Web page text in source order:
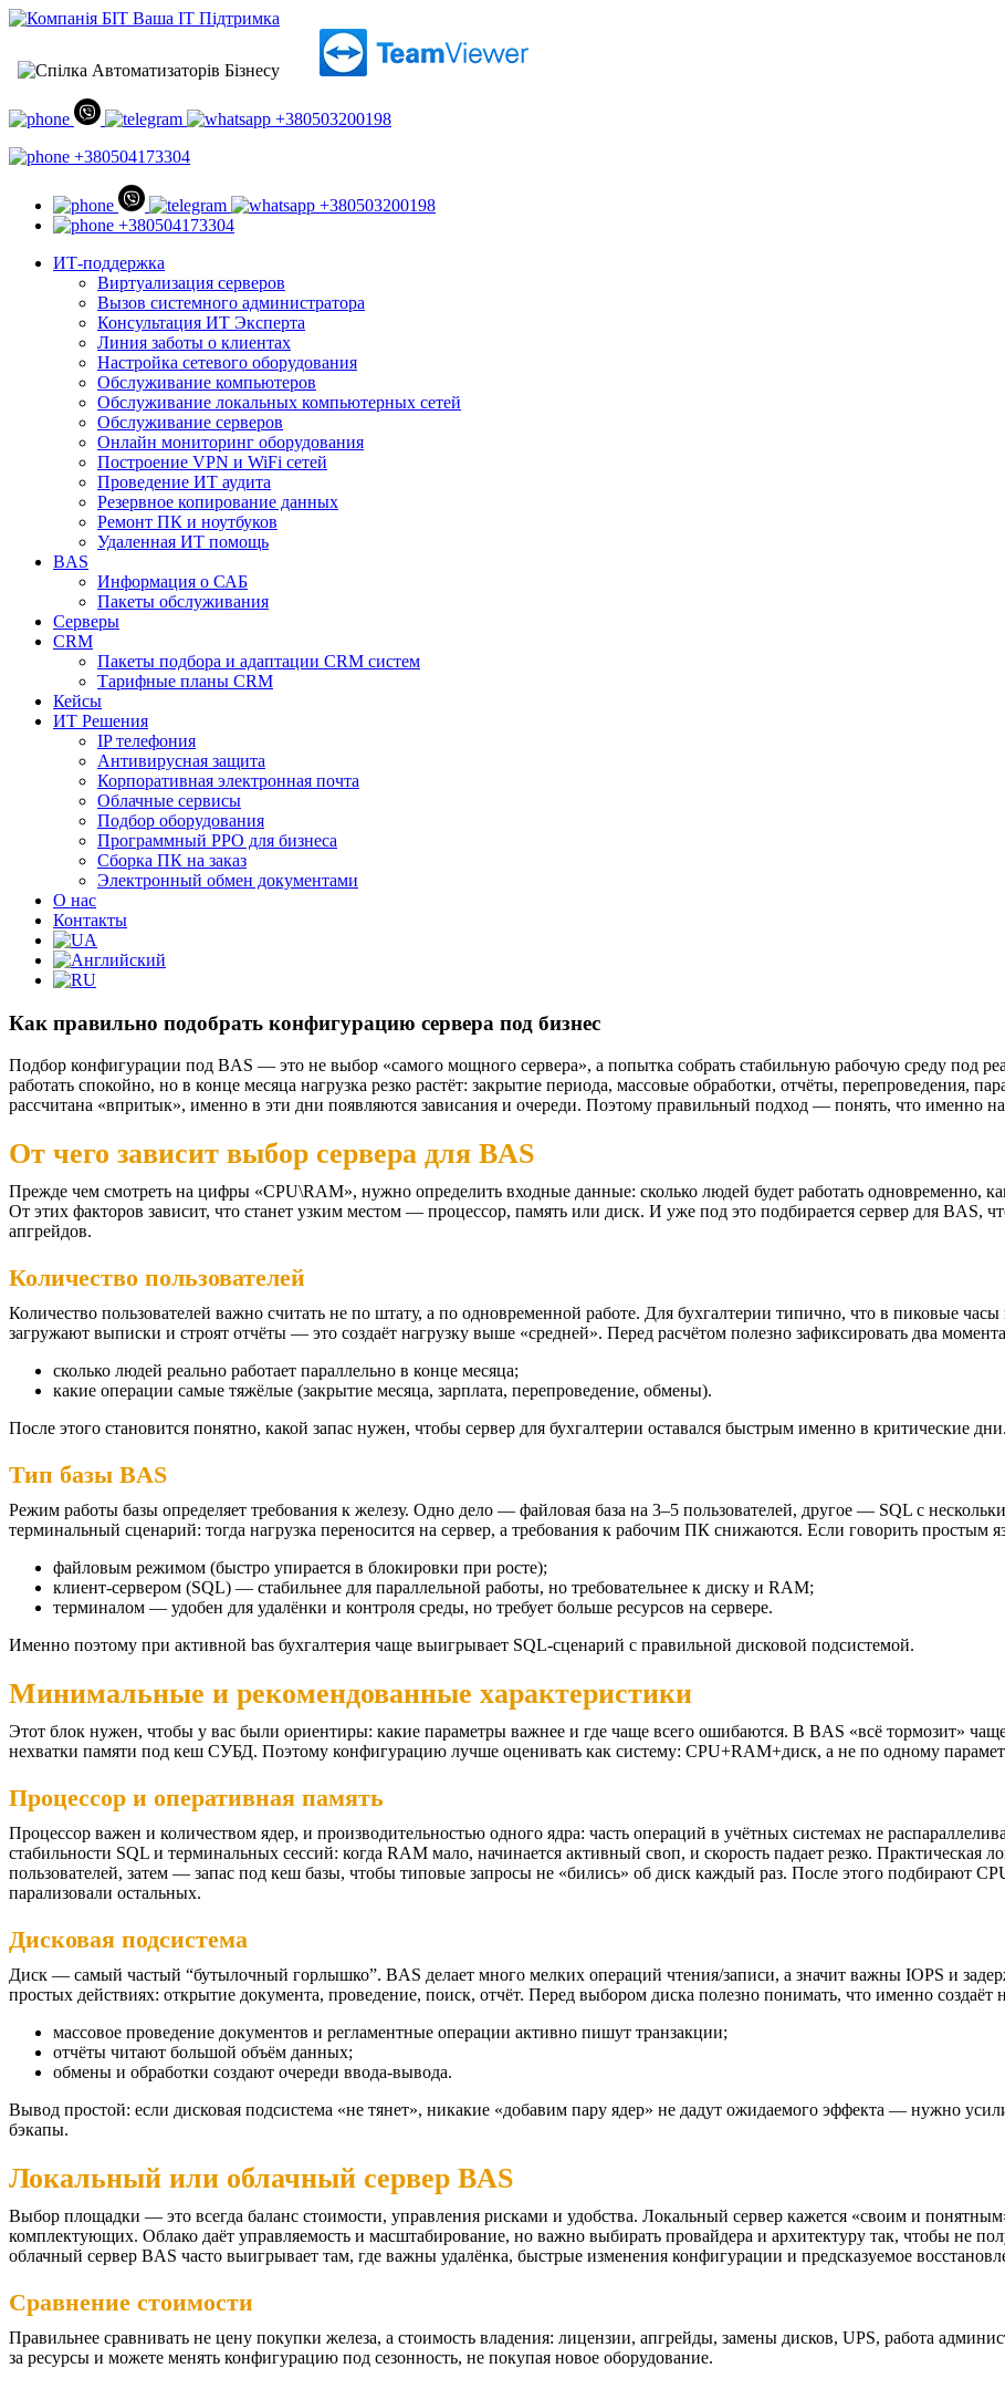
+380503200198
+380504173304
+380503200198
+380504173304
ИТ-поддержка
Виртуализация серверов
Вызов системного администратора
Консультация ИТ Эксперта
Линия заботы о клиентах
Настройка сетевого оборудования
Обслуживание компьютеров
Обслуживание локальных компьютерных сетей
Обслуживание серверов
Онлайн мониторинг оборудования
Построение VPN и WiFi сетей
Проведение ИТ аудита
Резервное копирование данных
Ремонт ПК и ноутбуков
Удаленная ИТ помощь
BAS
Информация о САБ
Пакеты обслуживания
Серверы
CRM
Пакеты подбора и адаптации CRM систем
Тарифные планы CRM
Кейсы
ИТ Решения
IP телефония
Антивирусная защита
Корпоративная электронная почта
Облачные сервисы
Подбор оборудования
Программный РРО для бизнеса
Сборка ПК на заказ
Электронный обмен документами
О нас
Контакты
Как правильно подобрать конфигурацию сервера под бизнес
Подбор конфигурации под BAS — это не выбор «самого мощного сервера», а попытка собрать стабильную рабочую среду под
работать спокойно, но в конце месяца нагрузка резко растёт: закрытие периода, массовые обработки, отчёты, перепроведения,
рассчитана «впритык», именно в эти дни появляются зависания и очереди. Поэтому правильный подход — понять, что именно
От чего зависит выбор сервера для BAS
Прежде чем смотреть на цифры «CPU\RAM», нужно определить входные данные: сколько людей будет работать одновременно,
От этих факторов зависит, что станет узким местом — процессор, память или диск. И уже под это подбирается сервер для BAS,
апгрейдов.
Количество пользователей
Количество пользователей важно считать не по штату, а по одновременной работе. Для бухгалтерии типично, что в пиковые
загружают выписки и строят отчёты — это создаёт нагрузку выше «средней». Перед расчётом полезно зафиксировать два
сколько людей реально работает параллельно в конце месяца;
какие операции самые тяжёлые (закрытие месяца, зарплата, перепроведение, обмены).
После этого становится понятно, какой запас нужен, чтобы сервер для бухгалтерии оставался быстрым именно в критические дни.
Тип базы BAS
Режим работы базы определяет требования к железу. Одно дело — файловая база на 3–5 пользователей, другое — SQL с
терминальный сценарий: тогда нагрузка переносится на сервер, а требования к рабочим ПК снижаются. Если говорить простым
файловым режимом (быстро упирается в блокировки при росте);
клиент-сервером (SQL) — стабильнее для параллельной работы, но требовательнее к диску и RAM;
терминалом — удобен для удалёнки и контроля среды, но требует больше ресурсов на сервере.
Именно поэтому при активной bas бухгалтерия чаще выигрывает SQL-сценарий с правильной дисковой подсистемой.
Минимальные и рекомендованные характеристики
Этот блок нужен, чтобы у вас были ориентиры: какие параметры важнее и где чаще всего ошибаются. В BAS «всё тормозит» чаще
нехватки памяти под кеш СУБД. Поэтому конфигурацию лучше оценивать как систему: CPU+RAM+диск, а не по одному
Процессор и оперативная память
Процессор важен и количеством ядер, и производительностью одного ядра: часть операций в учётных системах не
стабильности SQL и терминальных сессий: когда RAM мало, начинается активный своп, и скорость падает резко. Практическая
пользователей, затем — запас под кеш базы, чтобы типовые запросы не «бились» об диск каждый раз. После этого подбирают
парализовали остальных.
Дисковая подсистема
Диск — самый частый “бутылочный горлышко”. BAS делает много мелких операций чтения/записи, а значит важны IOPS и
простых действиях: открытие документа, проведение, поиск, отчёт. Перед выбором диска полезно понимать, что именно создаёт
массовое проведение документов и регламентные операции активно пишут транзакции;
отчёты читают большой объём данных;
обмены и обработки создают очереди ввода-вывода.
Вывод простой: если дисковая подсистема «не тянет», никакие «добавим пару ядер» не дадут ожидаемого эффекта — нужно
бэкапы.
Локальный или облачный сервер BAS
Выбор площадки — это всегда баланс стоимости, управления рисками и удобства. Локальный сервер кажется «своим и
комплектующих. Облако даёт управляемость и масштабирование, но важно выбирать провайдера и архитектуру так, чтобы не
облачный сервер BAS часто выигрывает там, где важны удалёнка, быстрые изменения конфигурации и предсказуемое
Сравнение стоимости
Правильнее сравнивать не цену покупки железа, а стоимость владения: лицензии, апгрейды, замены дисков, UPS, работа
за ресурсы и можете менять конфигурацию под сезонность, не покупая новое оборудование.